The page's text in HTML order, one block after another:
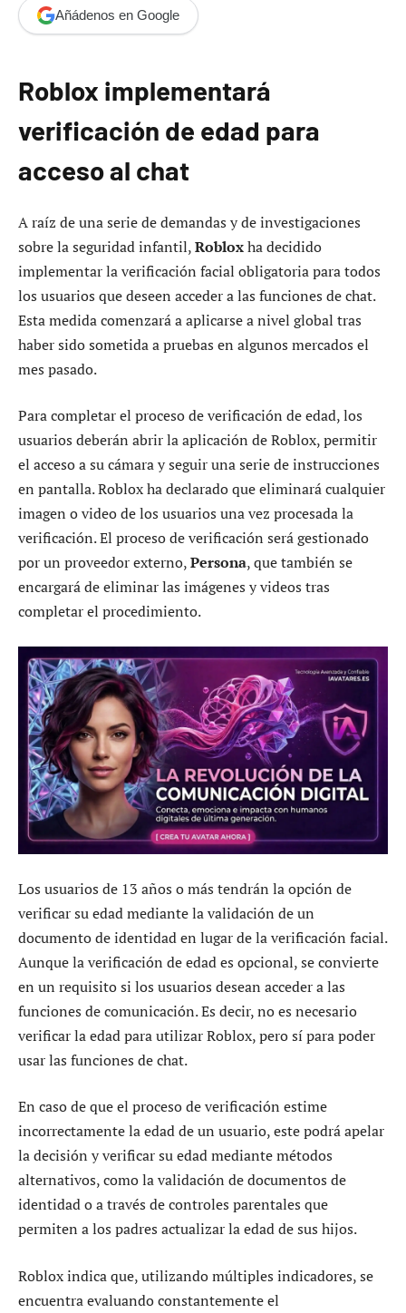
Añádenos en Google
Roblox implementará
verificación de edad para
acceso al chat
A raíz de una serie de demandas y de investigaciones
sobre la seguridad infantil,Robloxha decidido
implementar la verificación facial obligatoria para todos
los usuarios que deseen acceder a las funciones de chat.
Esta medida comenzará a aplicarse a nivel global tras
haber sido sometida a pruebas en algunos mercados el
mes pasado.
Para completar el proceso de verificación de edad, los
usuarios deberán abrir la aplicación de Roblox, permitir
el acceso a su cámara y seguir una serie de instrucciones
en pantalla. Roblox ha declarado que eliminará cualquier
imagen o video de los usuarios una vez procesada la
verificación. El proceso de verificación será gestionado
por un proveedor externo,Persona, que también se
encargará de eliminar las imágenes y videos tras
completar el procedimiento.
Los usuarios de 13 años o más tendrán la opción de
verificar su edad mediante la validación de un
documento de identidad en lugar de la verificación facial.
Aunque la verificación de edad es opcional, se convierte
en un requisito si los usuarios desean acceder a las
funciones de comunicación. Es decir, no es necesario
verificar la edad para utilizar Roblox, pero sí para poder
usar las funciones de chat.
En caso de que el proceso de verificación estime
incorrectamente la edad de un usuario, este podrá apelar
la decisión y verificar su edad mediante métodos
alternativos, como la validación de documentos de
identidad o a través de controles parentales que
permiten a los padres actualizar la edad de sus hijos.
Roblox indica que, utilizando múltiples indicadores, se
encuentra evaluando constantemente el